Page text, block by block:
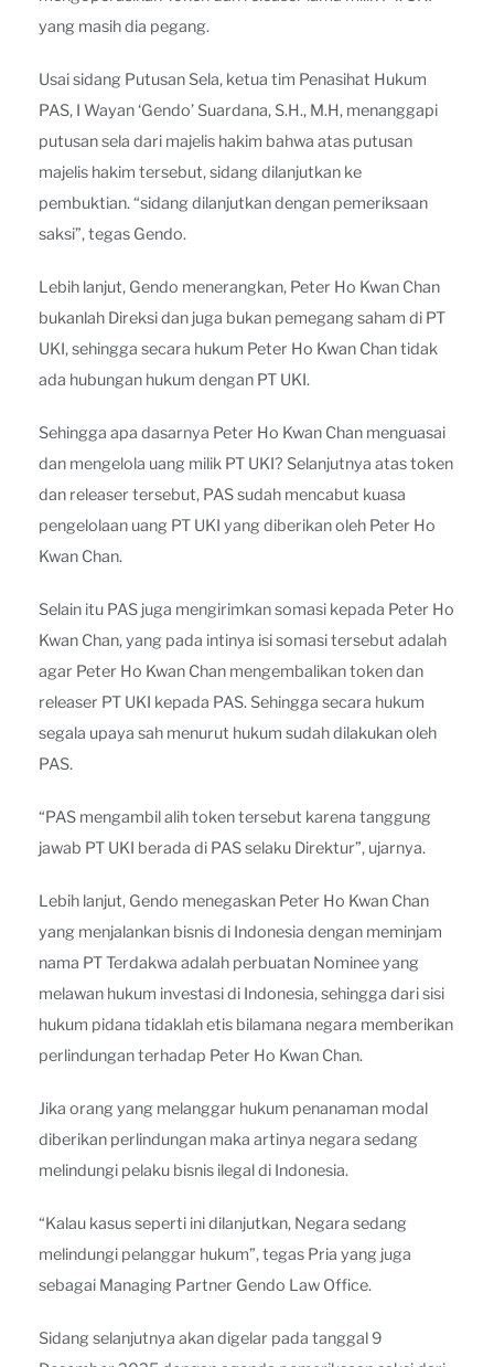
yang masih dia pegang.
Usai sidang Putusan Sela, ketua tim Penasihat Hukum
PAS, I Wayan ‘Gendo’ Suardana, S.H., M.H, menanggapi
putusan sela dari majelis hakim bahwa atas putusan
majelis hakim tersebut, sidang dilanjutkan ke
pembuktian. “sidang dilanjutkan dengan pemeriksaan
saksi”, tegas Gendo.
Lebih lanjut, Gendo menerangkan, Peter Ho Kwan Chan
bukanlah Direksi dan juga bukan pemegang saham di PT
UKI, sehingga secara hukum Peter Ho Kwan Chan tidak
ada hubungan hukum dengan PT UKI.
Sehingga apa dasarnya Peter Ho Kwan Chan menguasai
dan mengelola uang milik PT UKI? Selanjutnya atas token
dan releaser tersebut, PAS sudah mencabut kuasa
pengelolaan uang PT UKI yang diberikan oleh Peter Ho
Kwan Chan.
Selain itu PAS juga mengirimkan somasi kepada Peter Ho
Kwan Chan, yang pada intinya isi somasi tersebut adalah
agar Peter Ho Kwan Chan mengembalikan token dan
releaser PT UKI kepada PAS. Sehingga secara hukum
segala upaya sah menurut hukum sudah dilakukan oleh
PAS.
“PAS mengambil alih token tersebut karena tanggung
jawab PT UKI berada di PAS selaku Direktur”, ujarnya.
Lebih lanjut, Gendo menegaskan Peter Ho Kwan Chan
yang menjalankan bisnis di Indonesia dengan meminjam
nama PT Terdakwa adalah perbuatan Nominee yang
melawan hukum investasi di Indonesia, sehingga dari sisi
hukum pidana tidaklah etis bilamana negara memberikan
perlindungan terhadap Peter Ho Kwan Chan.
Jika orang yang melanggar hukum penanaman modal
diberikan perlindungan maka artinya negara sedang
melindungi pelaku bisnis ilegal di Indonesia.
“Kalau kasus seperti ini dilanjutkan, Negara sedang
melindungi pelanggar hukum”, tegas Pria yang juga
sebagai Managing Partner Gendo Law Office.
Sidang selanjutnya akan digelar pada tanggal 9